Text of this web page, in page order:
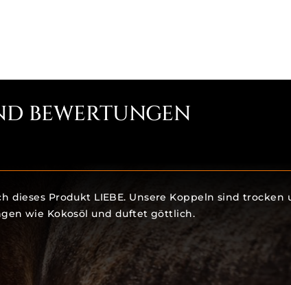
BEWERTUNGEN
dieses Produkt LIEBE. Unsere Koppeln sind trocken
wie Kokosöl und duftet göttlich.